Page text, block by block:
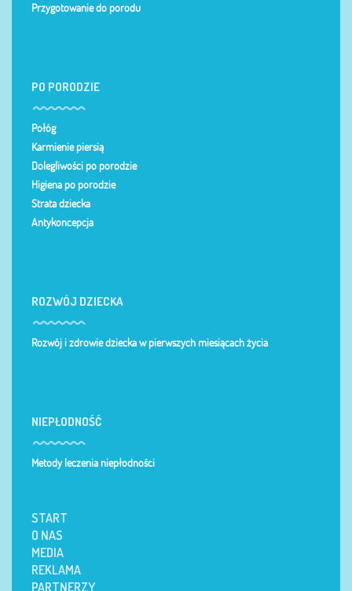
Przygotowanie do porodu
PO PORODZIE
Połóg
Karmienie piersią
Dolegliwości po porodzie
Higiena po porodzie
Strata dziecka
Antykoncepcja
ROZWÓJ DZIECKA
Rozwój i zdrowie dziecka w pierwszych miesiącach życia
NIEPŁODNOŚĆ
Metody leczenia niepłodności
START
O NAS
MEDIA
REKLAMA
PARTNERZY